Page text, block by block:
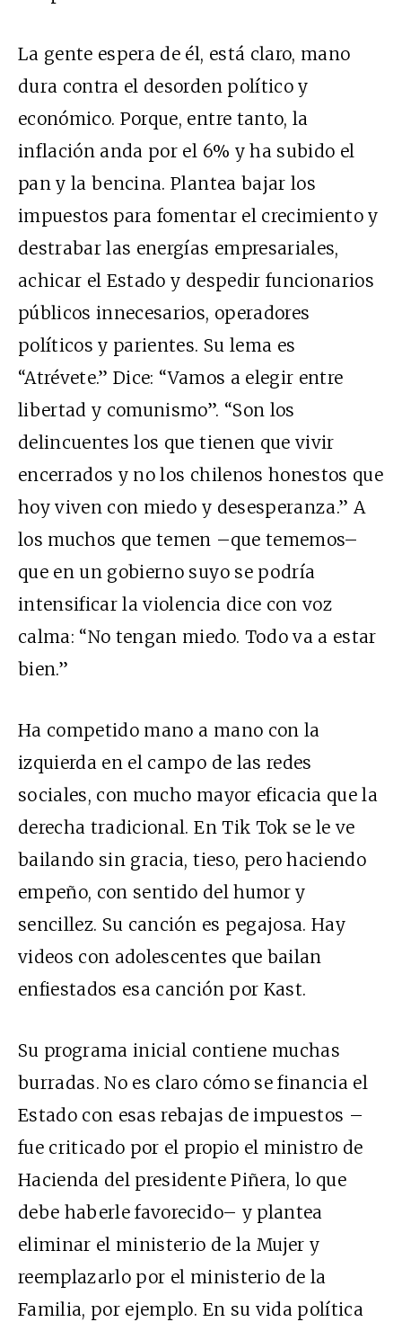
La gente espera de él, está claro, mano
dura contra el desorden político y
económico. Porque, entre tanto, la
inflación anda por el 6% y ha subido el
pan y la bencina. Plantea bajar los
impuestos para fomentar el crecimiento y
destrabar las energías empresariales,
achicar el Estado y despedir funcionarios
públicos innecesarios, operadores
políticos y parientes. Su lema es
“Atrévete.” Dice: “Vamos a elegir entre
libertad y comunismo”. “Son los
delincuentes los que tienen que vivir
encerrados y no los chilenos honestos que
hoy viven con miedo y desesperanza.” A
los muchos que temen –que tememos–
que en un gobierno suyo se podría
intensificar la violencia dice con voz
calma: “No tengan miedo. Todo va a estar
bien.”
Ha competido mano a mano con la
izquierda en el campo de las redes
sociales, con mucho mayor eficacia que la
derecha tradicional. En Tik Tok se le ve
bailando sin gracia, tieso, pero haciendo
empeño, con sentido del humor y
sencillez. Su canción es pegajosa. Hay
videos con adolescentes que bailan
enfiestados esa canción por Kast.
Su programa inicial contiene muchas
burradas. No es claro cómo se financia el
Estado con esas rebajas de impuestos –
fue criticado por el propio el ministro de
Hacienda del presidente Piñera, lo que
debe haberle favorecido– y plantea
eliminar el ministerio de la Mujer y
reemplazarlo por el ministerio de la
Familia, por ejemplo. En su vida política